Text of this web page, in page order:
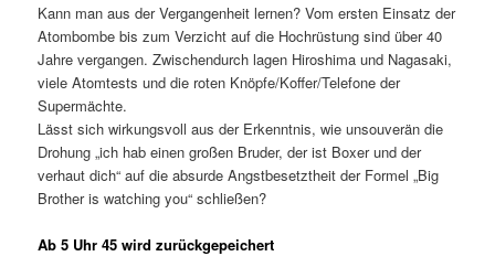
Kann man aus der Vergangenheit lernen? Vom ersten Einsatz der
Atombombe bis zum Verzicht auf die Hochrüstung sind über 40
Jahre vergangen. Zwischendurch lagen Hiroshima und Nagasaki,
viele Atomtests und die roten Knöpfe/Koffer/Telefone der
Supermächte.
Lässt sich wirkungsvoll aus der Erkenntnis, wie unsouverän die
Drohung „ich hab einen großen Bruder, der ist Boxer und der
verhaut dich“ auf die absurde Angstbesetztheit der Formel „Big
Brother is watching you“ schließen?
Ab 5 Uhr 45 wird zurückgepeichert